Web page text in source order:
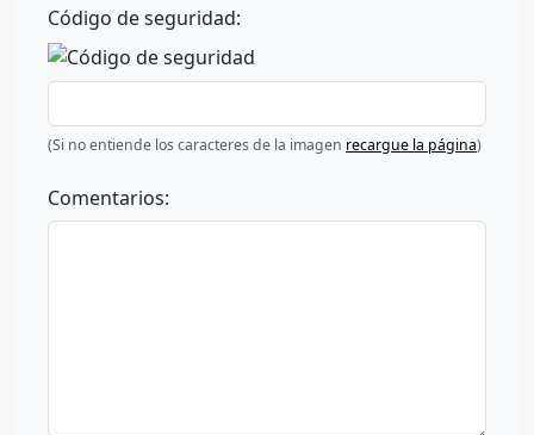
Código de seguridad:
(Si no entiende los caracteres de la imagen recargue la página)
Comentarios: